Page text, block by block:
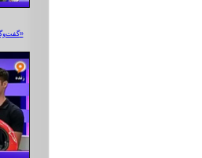
گفت‌وگو با «پروانه کاظمی» و «پرستو‌ ابریشمی»